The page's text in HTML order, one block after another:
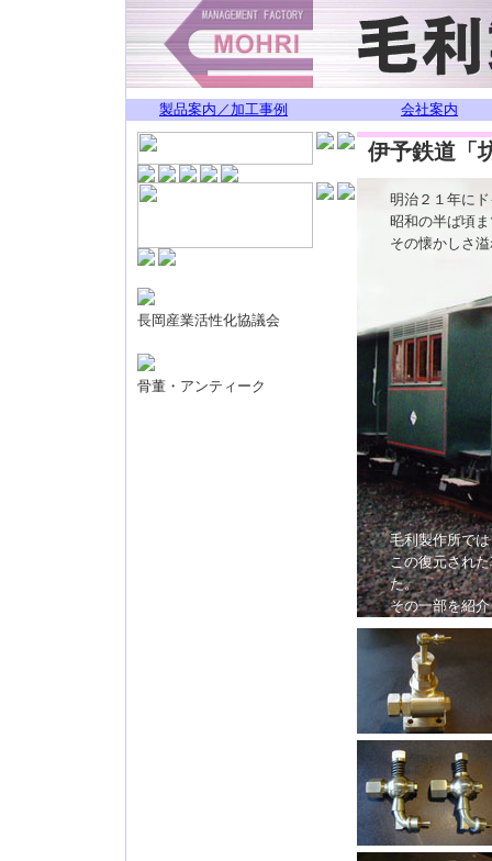
製品案内／加工事例 会社案内
長岡産業活性化協議会
骨董・アンティーク
伊予鉄道「
明治２１年に
昭和の半ば頃
その懐かしさ
毛利製作所では
この復元され
た。
その一部を紹